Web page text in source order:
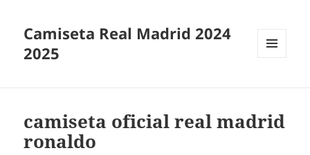
Camiseta Real Madrid 2024
2025
camiseta oficial real madrid
ronaldo